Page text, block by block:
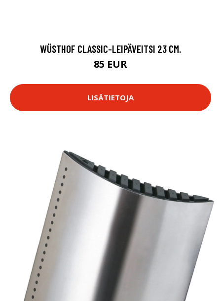
WÜSTHOF CLASSIC-LEIPÄVEITSI 23 CM.
85 EUR
LISÄTIETOJA